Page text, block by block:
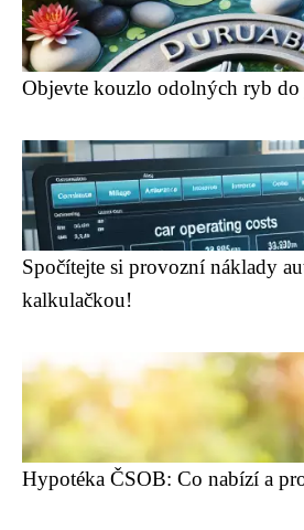
Objevte kouzlo odolných ryb do
Spočítejte si provozní náklady
kalkulačkou!
Hypotéka ČSOB: Co nabízí a